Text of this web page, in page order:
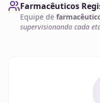
Farmacêuticos
Equipe de
supervisionando cada